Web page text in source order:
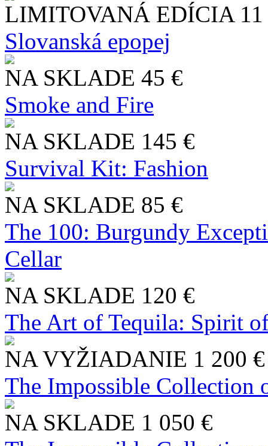
LIMITOVANÁ EDÍCIA
Slo​vanská epopej
NA SKLADE 45 €
Smoke and Fire
NA SKLADE 145 €
Survival Kit: Fashion
NA SKLADE 85 €
The 100: Burgundy
Cellar
NA SKLADE 120 €
The Art of Tequila: Spirit
NA VYŽIADANIE 1 200 €
The Impossible Collection
NA SKLADE 1 050 €